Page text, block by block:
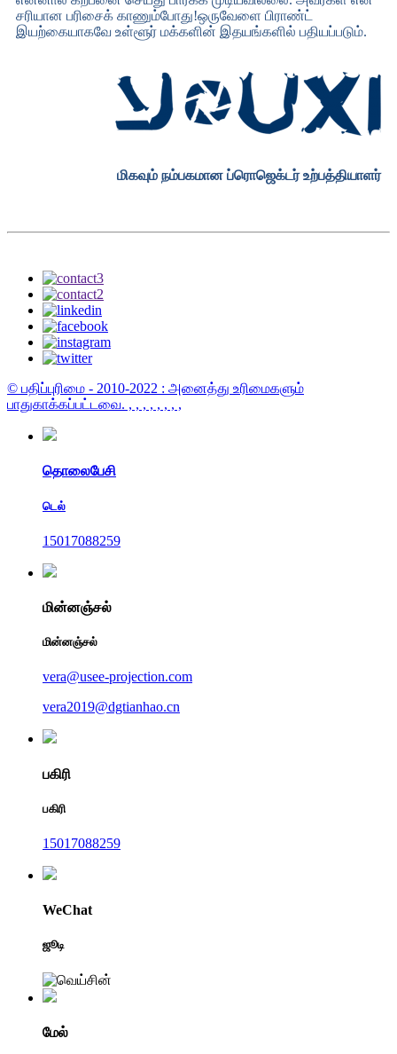
சரியான பரிசைக் காணும்போது!ஒருவேளை பிராண்ட்
இயற்கையாகவே உள்ளூர் மக்களின் இதயங்களில் பதியப்படும்.
மிகவும் நம்பகமான ப்ரொஜெக்டர் உற்பத்தியாளர்
© பதிப்புரிமை - 2010-2022 : அனைத்து உரிமைகளும்
பாதுகாக்கப்பட்டவை. , , , , , , , ,
தொலைபேசி
டெல்
15017088259
மின்னஞ்சல்
மின்னஞ்சல்
vera@usee-projection.com
vera2019@dgtianhao.cn
பகிரி
பகிரி
15017088259
WeChat
ஜூடி
மேல்